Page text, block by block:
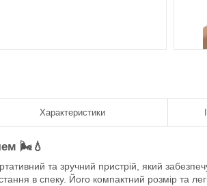
Характеристики
🌬️💧
та зручний пристрій, який
в спеку. Його компактний розмір та